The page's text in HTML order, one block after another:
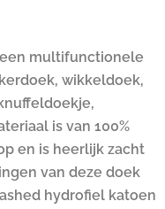
multifunctionele
wikkeldoek,
is van 100%
en is heerlijk zacht
van deze doek
hydrofiel katoen